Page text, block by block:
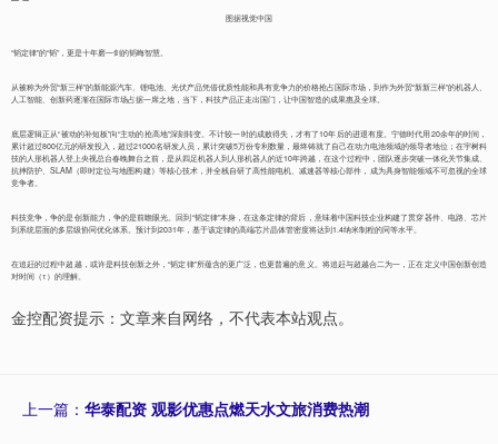
图据视觉中国
“韬定律”的“韬”，更是十年磨一剑的韬晦智慧。
从被称为外贸“新三样”的新能源汽车、锂电池、光伏产品凭借优质性能和具有竞争力的价格抢占国际市场，到作为外贸“新新三样”的机器人、
人工智能、创新药逐渐在国际市场占据一席之地，当下，科技产品正走出国门，让中国智造的成果惠及全球。
底层逻辑正从“被动的补短板”向“主动的抢高地”深刻转变。不计较一时的成败得失，才有了10年后的进退有度。宁德时代用20余年的时间，
累计超过800亿元的研发投入，超过21000名研发人员，累计突破5万份专利数量，最终铸就了自己在动力电池领域的领导者地位；在宇树科
技的人形机器人登上央视总台春晚舞台之前，是从四足机器人到人形机器人的近10年跨越，在这个过程中，团队逐步突破一体化关节集成、
抗摔防护、SLAM（即时定位与地图构建）等核心技术，并全栈自研了高性能电机、减速器等核心部件，成为具身智能领域不可忽视的全球
竞争者。
科技竞争，争的是创新能力，争的是前瞻眼光。回到“韬定律”本身，在这条定律的背后，意味着中国科技企业构建了贯穿器件、电路、芯片
到系统层面的多层级协同优化体系。预计到2031年，基于该定律的高端芯片晶体管密度将达到1.4纳米制程的同等水平。
在追赶的过程中超越，或许是科技创新之外，“韬定律”所蕴含的更广泛，也更普遍的意义。将追赶与超越合二为一，正在定义中国创新创造
对时间（τ）的理解。
金控配资提示：文章来自网络，不代表本站观点。
上一篇： 华泰配资 观影优惠点燃天水文旅消费热潮